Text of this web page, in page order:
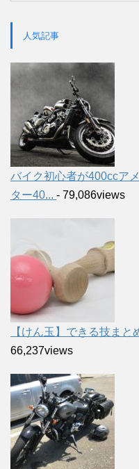
人気記事
バイク初心者が400ccア
ター40... - 79,086views
【けん玉】できる技まと
66,237views